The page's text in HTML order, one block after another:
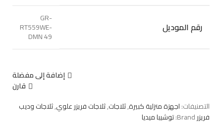
رقم الموديل
GR-
RT559WE-
DMN 49
إضافة إلى مفضلة
قارن
التصنيفات:اجهزة منزلية كبيرة,ثلاجات,ثلاجات فريزر علوي,ثلاجات وديب
فريزرBrand: توشيبا ميديا